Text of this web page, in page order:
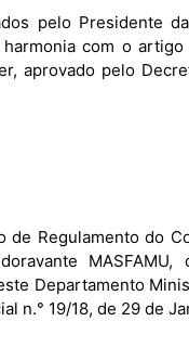
pelo Presidente
com o
aprovado pelo
de Regulamento do
Departamento
n.° 19/18, de 29 de